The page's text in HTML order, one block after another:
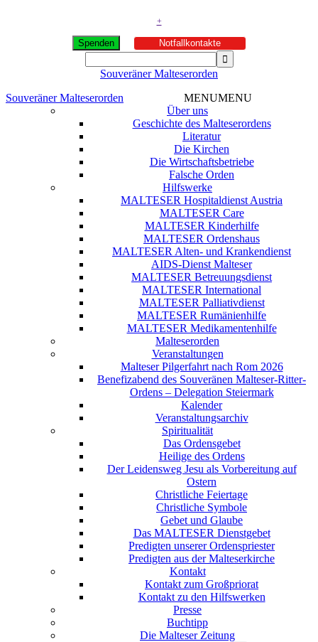
+
Spenden Notfallkontakte
Souveräner Malteserorden
Souveräner Malteserorden
MENUMENU
Über uns
Geschichte des Malteserordens
Literatur
Die Kirchen
Die Wirtschaftsbetriebe
Falsche Orden
Hilfswerke
MALTESER Hospitaldienst Austria
MALTESER Care
MALTESER Kinderhilfe
MALTESER Ordenshaus
MALTESER Alten- und Krankendienst
AIDS-Dienst Malteser
MALTESER Betreuungsdienst
MALTESER International
MALTESER Palliativdienst
MALTESER Rumänienhilfe
MALTESER Medikamentenhilfe
Malteserorden
Veranstaltungen
Malteser Pilgerfahrt nach Rom 2026
Benefizabend des Souveränen Malteser-Ritter-
Ordens – Delegation Steiermark
Kalender
Veranstaltungsarchiv
Spiritualität
Das Ordensgebet
Heilige des Ordens
Der Leidensweg Jesu als Vorbereitung auf
Ostern
Christliche Feiertage
Christliche Symbole
Gebet und Glaube
Das MALTESER Dienstgebet
Predigten unserer Ordenspriester
Predigten aus der Malteserkirche
Kontakt
Kontakt zum Großpriorat
Kontakt zu den Hilfswerken
Presse
Buchtipp
Die Malteser Zeitung